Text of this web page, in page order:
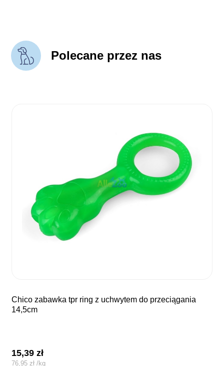
Polecane przez nas
chico zabawka tpr ring z uchwytem do przeciągania
14,5cm
15,39zł
76,95zł /kg